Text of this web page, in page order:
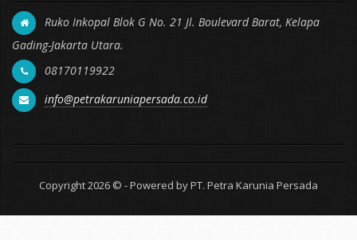
Ruko Inkopal Blok G No. 21 Jl. Boulevard Barat, Kelapa
Gading-Jakarta Utara.
08170119922
info@petrakaruniapersada.co.id
Copyright 2026 © - Powered by PT. Petra Karunia Persada